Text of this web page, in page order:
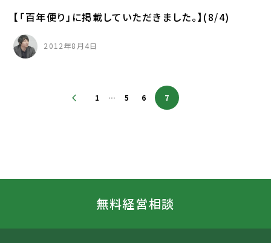
【「百年便り」に掲載していただきました。】(8/4)
2012年8月4日
1 … 5 6 7
無料経営相談